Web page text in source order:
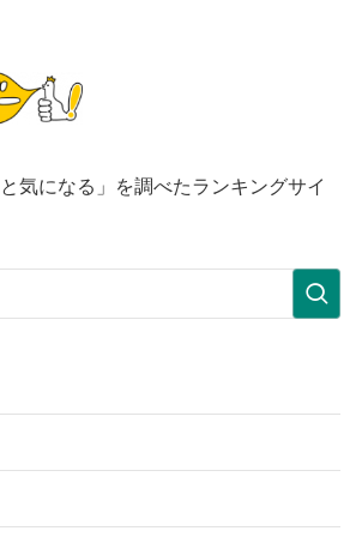
気になる」を調べたランキングサイ